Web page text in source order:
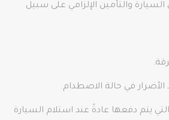
والتأمين الإلزامي على سبيل
في حالة الاصطدام.
يتم دفعها عادةً عند استلام السيارة